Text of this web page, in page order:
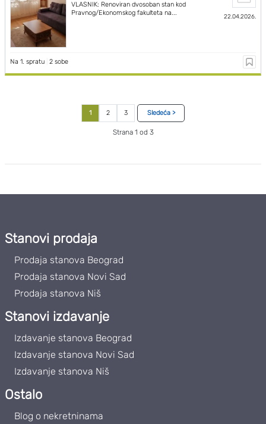
VLASNIK: Renoviran dvosoban stan kod
Pravnog/Ekonomskog fakulteta na...
22.04.2026.
Na 1. spratu 2 sobe
1 2 3 Sledeća >
Strana 1 od 3
Stanovi prodaja
Prodaja stanova Beograd
Prodaja stanova Novi Sad
Prodaja stanova Niš
Stanovi izdavanje
Izdavanje stanova Beograd
Izdavanje stanova Novi Sad
Izdavanje stanova Niš
Ostalo
Blog o nekretninama